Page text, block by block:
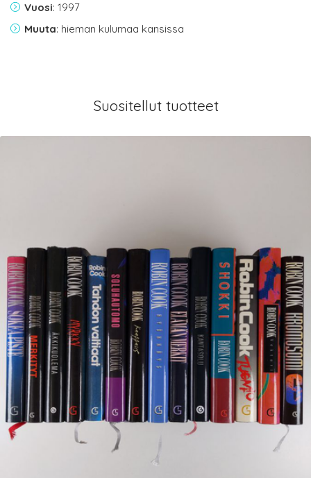
Vuosi: 1997
Muuta: hieman kulumaa kansissa
Suositellut tuotteet